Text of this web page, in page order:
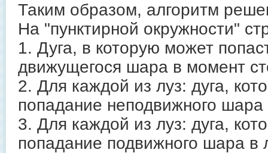
Таким образом, алгоритм
На "пунктирной окружности"
1. Дуга, в которую может
движущегося шара в момент
2. Для каждой из луз: дуга,
попадание неподвижного шара
3. Для каждой из луз: дуга,
попадание подвижного шара в